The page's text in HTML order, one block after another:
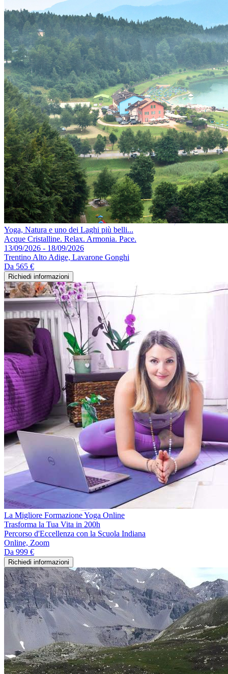
Yoga, Natura e uno dei Laghi più belli...
Acque Cristalline. Relax. Armonia. Pace.
13/09/2026 - 18/09/2026
Trentino Alto Adige, Lavarone Gonghi
Da 565 €
Richiedi informazioni
La Migliore Formazione Yoga Online
Trasforma la Tua Vita in 200h
Percorso d'Eccellenza con la Scuola Indiana
Online, Zoom
Da 999 €
Richiedi informazioni